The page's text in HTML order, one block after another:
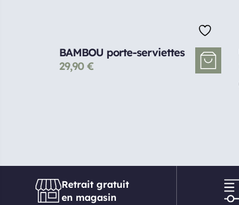
BAMBOU porte-serviettes
29,90 €
Retrait gratuit
en magasin